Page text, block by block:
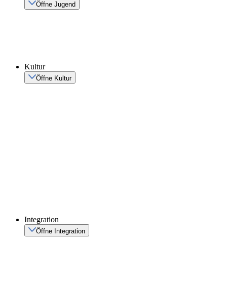
Öffne Jugend
Kultur
Öffne Kultur
Integration
Öffne Integration